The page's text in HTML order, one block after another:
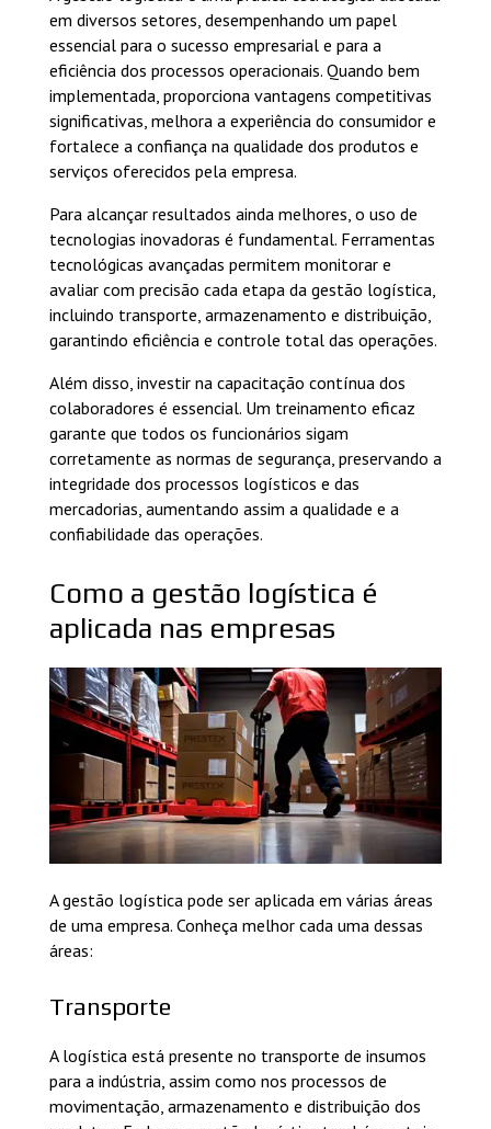
em diversos setores, desempenhando um papel
essencial para o sucesso empresarial e para a
eficiência dos processos operacionais. Quando bem
implementada, proporciona vantagens competitivas
significativas, melhora a experiência do consumidor e
fortalece a confiança na qualidade dos produtos e
serviços oferecidos pela empresa.
Para alcançar resultados ainda melhores, o uso de
tecnologias inovadoras é fundamental. Ferramentas
tecnológicas avançadas permitem monitorar e
avaliar com precisão cada etapa da gestão logística,
incluindo transporte, armazenamento e distribuição,
garantindo eficiência e controle total das operações.
Além disso, investir na capacitação contínua dos
colaboradores é essencial. Um treinamento eficaz
garante que todos os funcionários sigam
corretamente as normas de segurança, preservando a
integridade dos processos logísticos e das
mercadorias, aumentando assim a qualidade e a
confiabilidade das operações.
Como a gestão logística é
aplicada nas empresas
A gestão logística pode ser aplicada em várias áreas
de uma empresa. Conheça melhor cada uma dessas
áreas:
Transporte
A logística está presente no transporte de insumos
para a indústria, assim como nos processos de
movimentação, armazenamento e distribuição dos